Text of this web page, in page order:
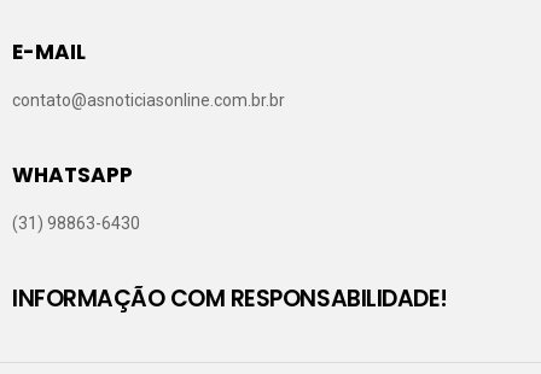
E-MAIL
contato@asnoticiasonline.com.br.br
WHATSAPP
(31) 98863-6430
INFORMAÇÃO COM RESPONSABILIDADE!